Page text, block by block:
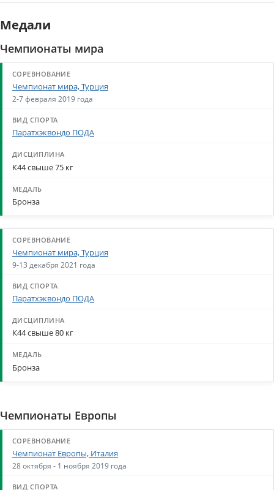
Медали
Чемпионаты мира
Чемпионат мира, Турция
2-7 февраля 2019 года
Паратхэквондо ПОДА
К44 свыше 75 кг
Бронза
Чемпионат мира, Турция
9-13 декабря 2021 года
Паратхэквондо ПОДА
К44 свыше 80 кг
Бронза
Чемпионаты Европы
Чемпионат Европы, Италия
28 октября - 1 ноября 2019 года